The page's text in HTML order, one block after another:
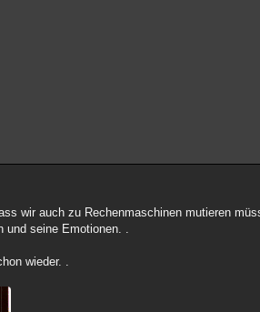
wir auch zu Rechenmaschinen mutieren
und seine Emotionen. .
wieder. .